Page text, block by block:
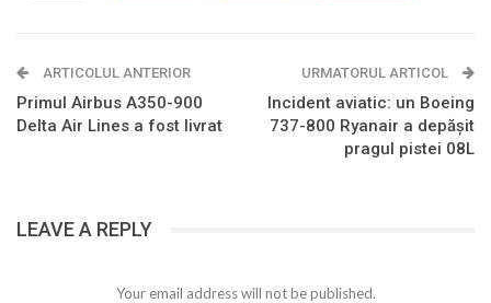
ARTICOLUL ANTERIOR
Primul Airbus A350-900
Delta Air Lines a fost livrat
URMATORUL ARTICOL
Incident aviatic: un Boeing
737-800 Ryanair a depășit
pragul pistei 08L
LEAVE A REPLY
Your email address will not be published.